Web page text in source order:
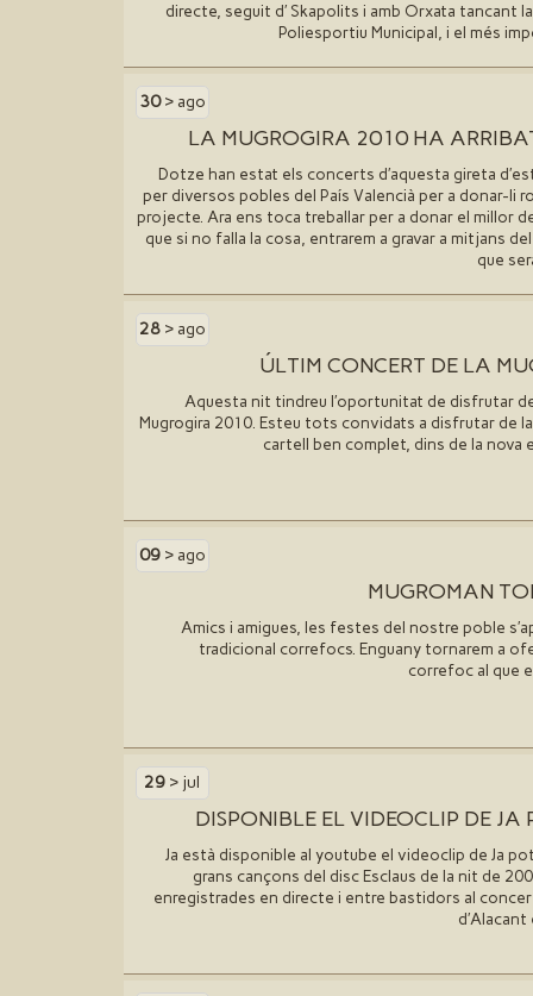
directe, seguit d′ Skapolits i amb Orxata tancant la
Poliesportiu Municipal, i el més
30> ago
LA MUGROGIRA 2010 HA
Dotze han estat els concerts d′aquesta gireta
per diversos pobles del País Valencià per a donar-li
projecte. Ara ens toca treballar per a donar el millor
que si no falla la cosa, entrarem a gravar a mitjans
que
28 > ago
ÚLTIM CONCERT DE LA
Aquesta nit tindreu l′oportunitat de disfrutar
Mugrogira 2010. Esteu tots convidats a disfrutar de
cartell ben complet, dins de la nova
09 > ago
MUGROMAN
Amics i amigues, les festes del nostre poble
tradicional correfocs. Enguany tornarem a
correfoc al que
29 > jul
DISPONIBLE EL VIDEOCLIP DE JA
Ja està disponible al youtube el videoclip de Ja
grans cançons del disc Esclaus de la nit de
enregistrades en directe i entre bastidors al